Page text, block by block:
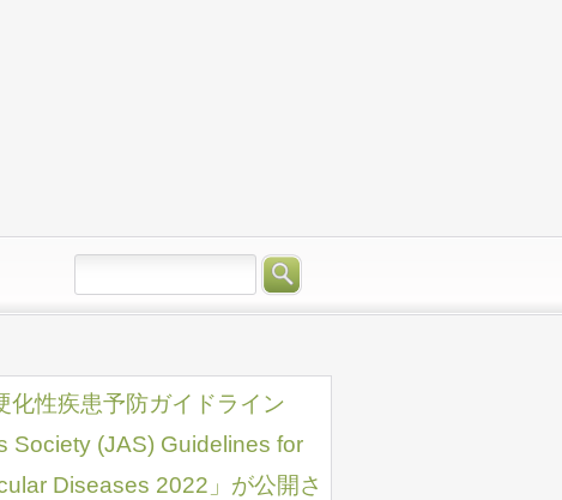
性疾患予防ガイドライン
Society (JAS) Guidelines for
Diseases 2022」が公開さ